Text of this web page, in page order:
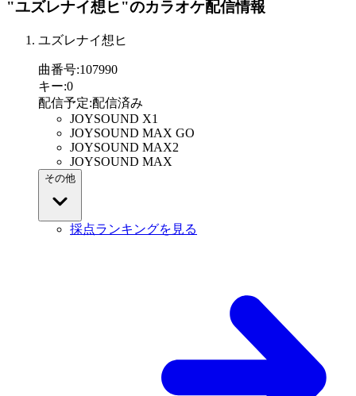
"ユズレナイ想ヒ"のカラオケ配信情報
ユズレナイ想ヒ
曲番号:107990
キー:0
配信予定:配信済み
JOYSOUND X1
JOYSOUND MAX GO
JOYSOUND MAX2
JOYSOUND MAX
その他
採点ランキングを見る